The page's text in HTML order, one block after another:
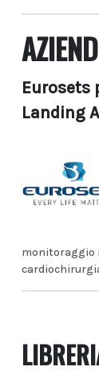
Eurosets
Landing
monitoraggio